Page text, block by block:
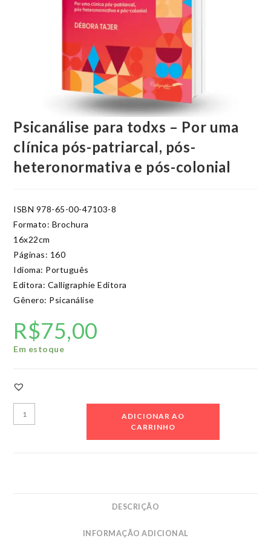
Psicanálise para todxs – Por uma
clínica pós-patriarcal, pós-
heteronormativa e pós-colonial
ISBN 978-65-00-47103-8
Formato: Brochura
16x22cm
Páginas: 160
Idioma: Português
Editora: Calligraphie Editora
Gênero: Psicanálise
R$75,00
Em estoque
Psicanálise
para
ADICIONAR AO
CARRINHO
DESCRIÇÃO
INFORMAÇÃO ADICIONAL